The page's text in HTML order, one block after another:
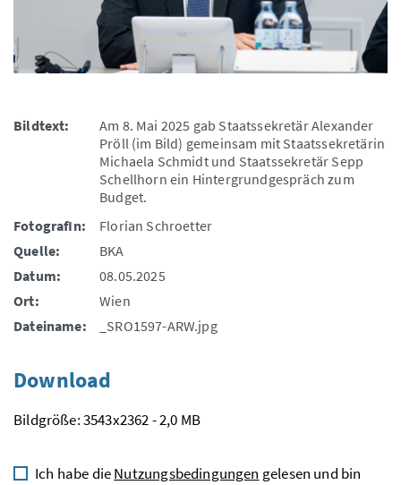
Bildtext:
Am 8. Mai 2025 gab Staatssekretär Alexander
Pröll (im Bild) gemeinsam mit Staatssekretärin
Michaela Schmidt und Staatssekretär Sepp
Schellhorn ein Hintergrundgespräch zum
Budget.
FotografIn:
Florian Schroetter
Quelle:
BKA
Datum:
08.05.2025
Ort:
Wien
Dateiname:
_SRO1597-ARW.jpg
Download
Bildgröße: 3543x2362 - 2,0 MB
Ich habe dieNutzungsbedingungen gelesen und bin